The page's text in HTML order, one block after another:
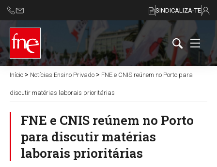
SINDICALIZA-TE
Início > Notícias Ensino Privado > FNE e CNIS reúnem no Porto para
discutir matérias laborais prioritárias
FNE e CNIS reúnem no Porto
para discutir matérias
laborais prioritárias